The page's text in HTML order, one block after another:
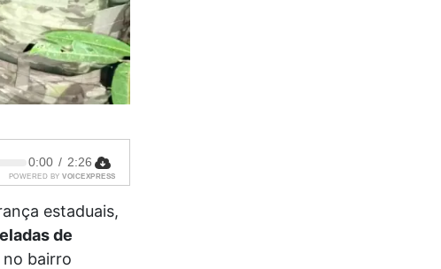
0:00 / 2:26
POWERED BY VOICEXPRESS
estaduais,
de
bairro